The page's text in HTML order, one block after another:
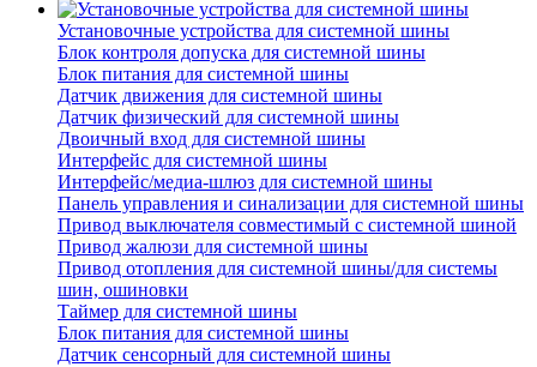
Установочные устройства для системной шины
Блок контроля допуска для системной шины
Блок питания для системной шины
Датчик движения для системной шины
Датчик физический для системной шины
Двоичный вход для системной шины
Интерфейс для системной шины
Интерфейс/медиа-шлюз для системной шины
Панель управления и синализации для системной шины
Привод выключателя совместимый с системной шиной
Привод жалюзи для системной шины
Привод отопления для системной шины/для системы
шин, ошиновки
Таймер для системной шины
Блок питания для системной шины
Датчик сенсорный для системной шины